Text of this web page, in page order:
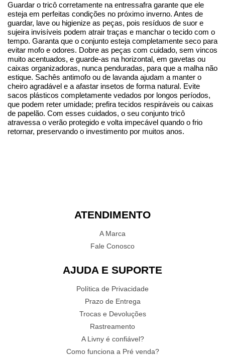
Guardar o tricô corretamente na entressafra garante que ele
esteja em perfeitas condições no próximo inverno. Antes de
guardar, lave ou higienize as peças, pois resíduos de suor e
sujeira invisíveis podem atrair traças e manchar o tecido com o
tempo. Garanta que o conjunto esteja completamente seco para
evitar mofo e odores. Dobre as peças com cuidado, sem vincos
muito acentuados, e guarde-as na horizontal, em gavetas ou
caixas organizadoras, nunca penduradas, para que a malha não
estique. Sachês antimofo ou de lavanda ajudam a manter o
cheiro agradável e a afastar insetos de forma natural. Evite
sacos plásticos completamente vedados por longos períodos,
que podem reter umidade; prefira tecidos respiráveis ou caixas
de papelão. Com esses cuidados, o seu conjunto tricô
atravessa o verão protegido e volta impecável quando o frio
retornar, preservando o investimento por muitos anos.
ATENDIMENTO
A Marca
Fale Conosco
AJUDA E SUPORTE
Política de Privacidade
Prazo de Entrega
Trocas e Devoluções
Rastreamento
A Livny é confiável?
Como funciona a Pré venda?